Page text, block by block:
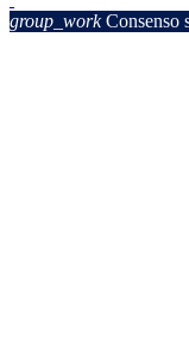
group_workConsenso